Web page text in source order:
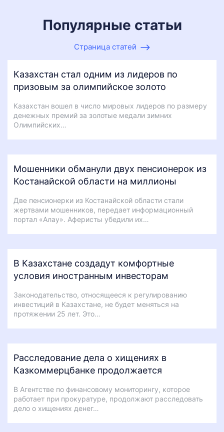
Популярные статьи
Страница статей
Казахстан стал одним из лидеров по
призовым за олимпийское золото
Казахстан вошел в число мировых лидеров по размеру
денежных премий за золотые медали зимних
Олимпийских…
Мошенники обманули двух пенсионерок из
Костанайской области на миллионы
Две пенсионерки из Костанайской области стали
жертвами мошенников, передает информационный
портал «Алау». Аферисты убедили их…
В Казахстане создадут комфортные
условия иностранным инвесторам
Законодательство, относящееся к регулированию
инвестиций в Казахстане, не будет меняться на
протяжении 25 лет. Это…
Расследование дела о хищениях в
Казкоммерцбанке продолжается
В Агентстве по финансовому мониторингу, которое
работает при прокуратуре, продолжают расследовать
дело о хищениях денег…